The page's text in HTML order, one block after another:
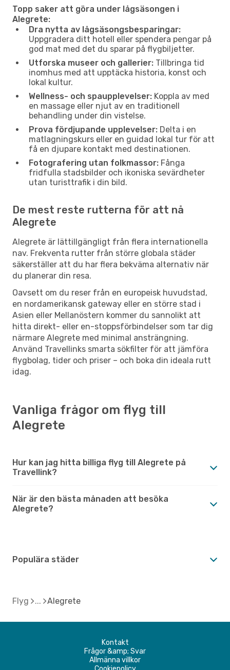
Topp saker att göra under lågsäsongen i
Alegrete:
Dra nytta av lågsäsongsbesparingar:
Uppgradera ditt hotell eller spendera pengar på
god mat med det du sparar på flygbiljetter.
Utforska museer och gallerier: Tillbringa tid
inomhus med att upptäcka historia, konst och
lokal kultur.
Wellness- och spaupplevelser: Koppla av med
en massage eller njut av en traditionell
behandling under din vistelse.
Prova fördjupande upplevelser: Delta i en
matlagningskurs eller en guidad lokal tur för att
få en djupare kontakt med destinationen.
Fotografering utan folkmassor: Fånga
fridfulla stadsbilder och ikoniska sevärdheter
utan turisttrafik i din bild.
De mest reste rutterna för att nå
Alegrete
Alegrete är lättillgängligt från flera internationella
nav. Frekventa rutter från större globala städer
säkerställer att du har flera bekväma alternativ när
du planerar din resa.
Oavsett om du reser från en europeisk huvudstad,
en nordamerikansk gateway eller en större stad i
Asien eller Mellanöstern kommer du sannolikt att
hitta direkt- eller en-stoppsförbindelser som tar dig
närmare Alegrete med minimal ansträngning.
Använd Travellinks smarta sökfilter för att jämföra
flygbolag, tider och priser – och boka din ideala rutt
idag.
Vanliga frågor om flyg till
Alegrete
Hur kan jag hitta billiga flyg till Alegrete på
Travellink?
När är den bästa månaden att besöka
Alegrete?
Populära städer
Flyg Alegrete
Kontakt
Frågor &amp; Svar
Allmänna villkor